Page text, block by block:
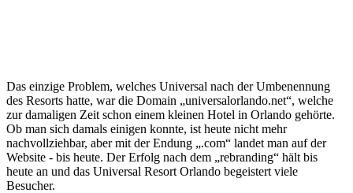
Das einzige Problem, welches Universal nach der Umbenennung
des Resorts hatte, war die Domain „universalorlando.net“, welche
zur damaligen Zeit schon einem kleinen Hotel in Orlando gehörte.
Ob man sich damals einigen konnte, ist heute nicht mehr
nachvollziehbar, aber mit der Endung „.com“ landet man auf der
Website - bis heute. Der Erfolg nach dem „rebranding“ hält bis
heute an und das Universal Resort Orlando begeistert viele
Besucher.